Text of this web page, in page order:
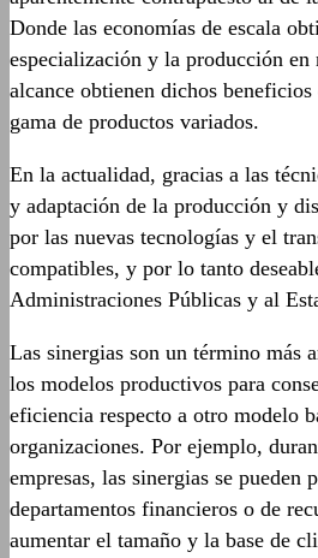
Donde las economías de escala
especialización y la producción en
alcance obtienen dichos
gama de productos variados.
En la actualidad, gracias a las
y adaptación de la producción y
por las nuevas tecnologías y el
compatibles, y por lo tanto
Administraciones Públicas y al
Las sinergias son un término más
los modelos productivos para
eficiencia respecto a otro modelo
organizaciones. Por ejemplo,
empresas, las sinergias se pueden
departamentos financieros o de
aumentar el tamaño y la base de